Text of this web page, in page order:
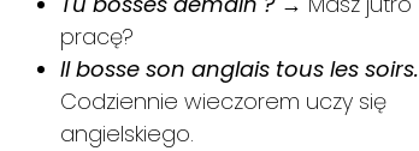
pracę?
Il bosse son anglais tous les soirs.
Codziennie wieczorem uczy się
angielskiego.